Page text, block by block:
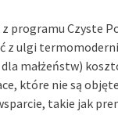
programu Czyste
z ulgi
dla małżeństw)
które nie są
takie jak